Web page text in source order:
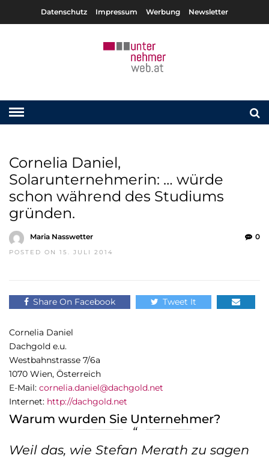
Datenschutz Impressum Werbung Newsletter
Cornelia Daniel,
Solarunternehmerin: … würde
schon während des Studiums
gründen.
Maria Nasswetter
POSTED ON 15. JULI 2014
0
Share On Facebook Tweet It
Cornelia Daniel
Dachgold e.u.
Westbahnstrasse 7/6a
1070 Wien, Österreich
E-Mail: cornelia.daniel@dachgold.net
Internet: http://dachgold.net
Warum wurden Sie Unternehmer?
Weil das, wie Stefan Merath zu sagen